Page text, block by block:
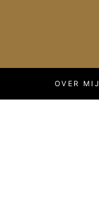
OVER MIJ